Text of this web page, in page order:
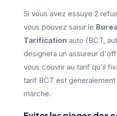
Si vous avez essuye 2
vous pouvez saisir le
Tarification auto (BCT,
designera un assureur
vous couvrir au tarif qu'il
tarif BCT est
marche.